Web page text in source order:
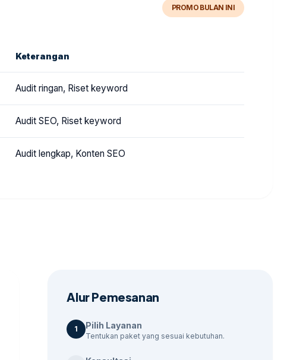
PROMO BULAN INI
Keterangan
Audit ringan, Riset keyword
Audit SEO, Riset keyword
Audit lengkap, Konten SEO
Alur Pemesanan
1 Pilih Layanan
Tentukan paket yang sesuai kebutuhan.